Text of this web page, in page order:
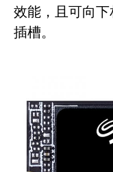
效能，且可向
插槽。